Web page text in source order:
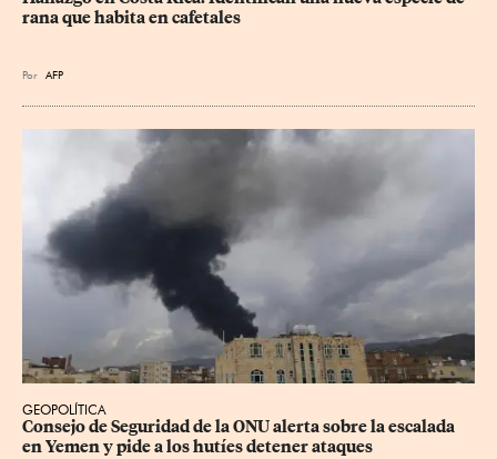
rana que habita en cafetales
Por AFP
GEOPOLÍTICA
Consejo de Seguridad de la ONU alerta sobre la escalada
en Yemen y pide a los hutíes detener ataques